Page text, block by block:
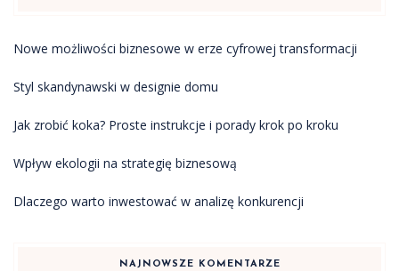
Nowe możliwości biznesowe w erze cyfrowej transformacji
Styl skandynawski w designie domu
Jak zrobić koka? Proste instrukcje i porady krok po kroku
Wpływ ekologii na strategię biznesową
Dlaczego warto inwestować w analizę konkurencji
NAJNOWSZE KOMENTARZE